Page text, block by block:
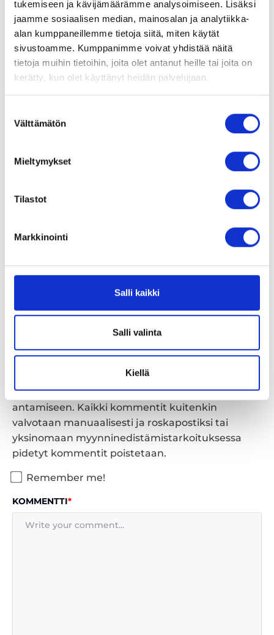
tukemiseen ja kävijämäärämme analysoimiseen. Lisäksi
jaamme sosiaalisen median, mainosalan ja analytiikka-
alan kumppaneillemme tietoja siitä, miten käytät
sivustoamme. Kumppanimme voivat yhdistää näitä
tietoja muihin tietoihin, joita olet antanut heille tai joita on
kerätty, kun olet käyttänyt heidän palvelujaan.
valinta
Välttämätön
Mieltymykset
Tilastot
Markkinointi
Salli kaikki
Salli valinta
Kiellä
Senior Frontend kehittäjä, joka on
erikoistunut WordPressin
koodaamiseen ja räätälöityjen
ratkaisujen tekemiseen.
Kommentit
Näyttää siltä, että sinulla on mahdollisuus olla
palautetta? Jätä kommentti ja aloita kekustelu.
Jätä kommentti
tervetullutta ja arvostamme aikaa, jonka lukijat
käyttävät ideoiden jakamiseen ja palautteen
antamiseen. Kaikki kommentit kuitenkin
valvotaan manuaalisesti ja roskapostiksi tai
yksinomaan myynninedistämistarkoituksessa
pidetyt kommentit poistetaan.
Remember me!
KOMMENTTI*